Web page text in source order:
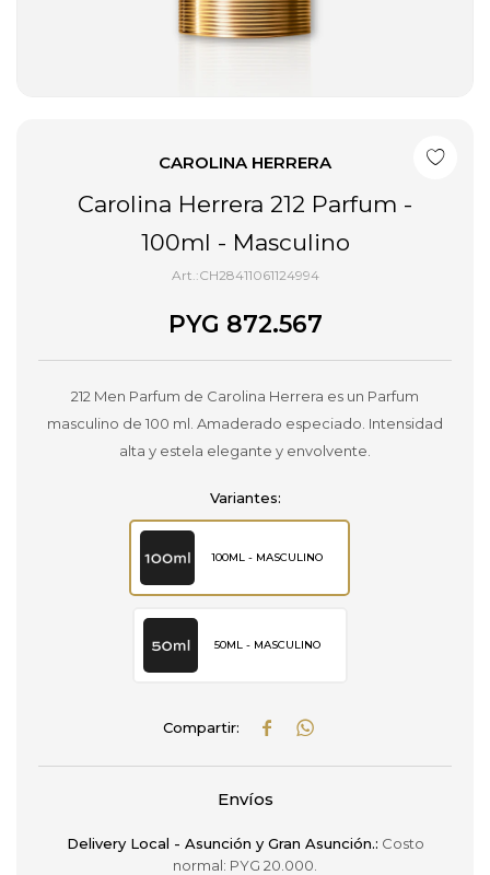
CAROLINA HERRERA
Carolina Herrera 212 Parfum -
100ml - Masculino
CH28411061124994
PYG 872.567
212 Men Parfum de Carolina Herrera es un Parfum
masculino de 100 ml. Amaderado especiado. Intensidad
alta y estela elegante y envolvente.
Variantes:
100ML - MASCULINO
50ML - MASCULINO
 
Envíos
Delivery Local - Asunción y Gran Asunción.: Costo
normal: PYG 20.000.